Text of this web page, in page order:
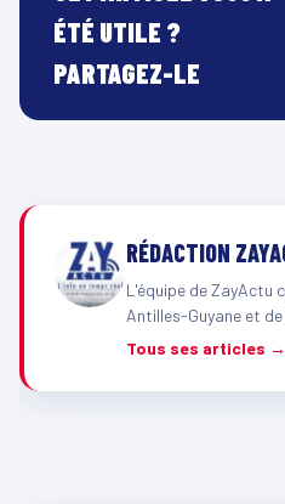
ÉTÉ UTILE ?
PARTAGEZ-LE
RÉDACTION
L'équipe de ZayActu
Antilles-Guyane et
Tous ses articles →